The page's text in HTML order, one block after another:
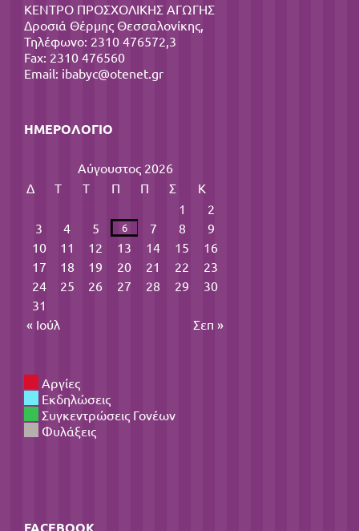
ΚΕΝΤΡΟ ΠΡΟΣΧΟΛΙΚΗΣ ΑΓΩΓΗΣ
Δροσιά Θέρμης Θεσσαλονίκης,
Τηλέφωνο: 2310 476572,3
Fax: 2310 476560
Email: ibabyc@otenet.gr
ΗΜΕΡΟΛΌΓΙΟ
Αύγουστος 2026
Δ
Τ Τ Π Π Σ
Κ
1
2
3
4 5 6 7 8
9
10
11 12 13 14 15
16
17
18 19 20 21 22
23
24
25 26 27 28 29
30
31
« Ιούλ
Σεπ »
Αργίες
Εκδηλώσεις
Συγκεντρώσεις Γονέων
Φυλάξεις
FACEBOOK